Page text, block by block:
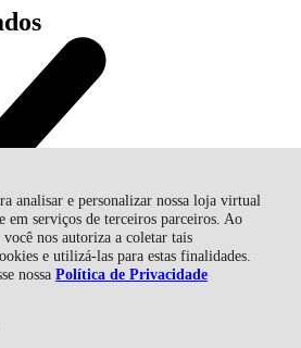
analisar e personalizar nossa loja virtual
em serviços de terceiros parceiros. Ao
nos autoriza a coletar tais
e utilizá-las para estas finalidades.
nossa Política de Privacidade
Avenida Sara Kubitscheck - 685 -
| © Todos os direitos reservados - Lirio